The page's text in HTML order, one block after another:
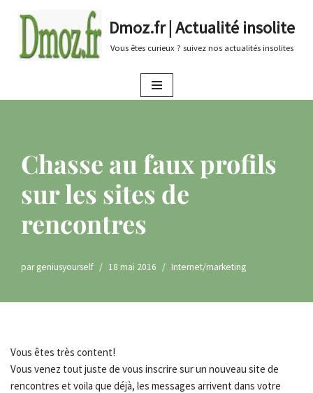
au
Dmoz.fr | Actualité insolite
Vous êtes curieux ? suivez nos actualités insolites
Chasse au faux profils
sur les sites de
rencontres
pargeniusyourself 18 mai 2016 Internet/marketing
Vous êtes très content!
Vous venez tout juste de vous inscrire sur un nouveau site de
rencontres et voila que déjà, les messages arrivent dans votre